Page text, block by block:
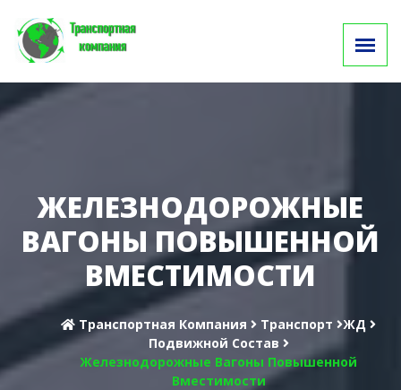
ЖЕЛЕЗНОДОРОЖНЫЕ
ВАГОНЫ ПОВЫШЕННОЙ
ВМЕСТИМОСТИ
Транспортная Компания Транспорт
ЖД
Подвижной Состав
Железнодорожные Вагоны Повышенной
Вместимости